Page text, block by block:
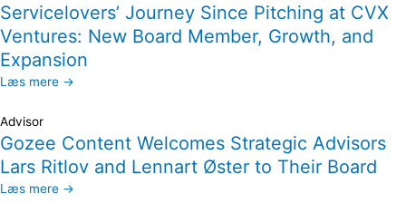
Servicelovers’ Journey Since Pitching at CVX
Ventures: New Board Member, Growth, and
Expansion
Læs mere →
Advisor
Gozee Content Welcomes Strategic Advisors
Lars Ritlov and Lennart Øster to Their Board
Læs mere →